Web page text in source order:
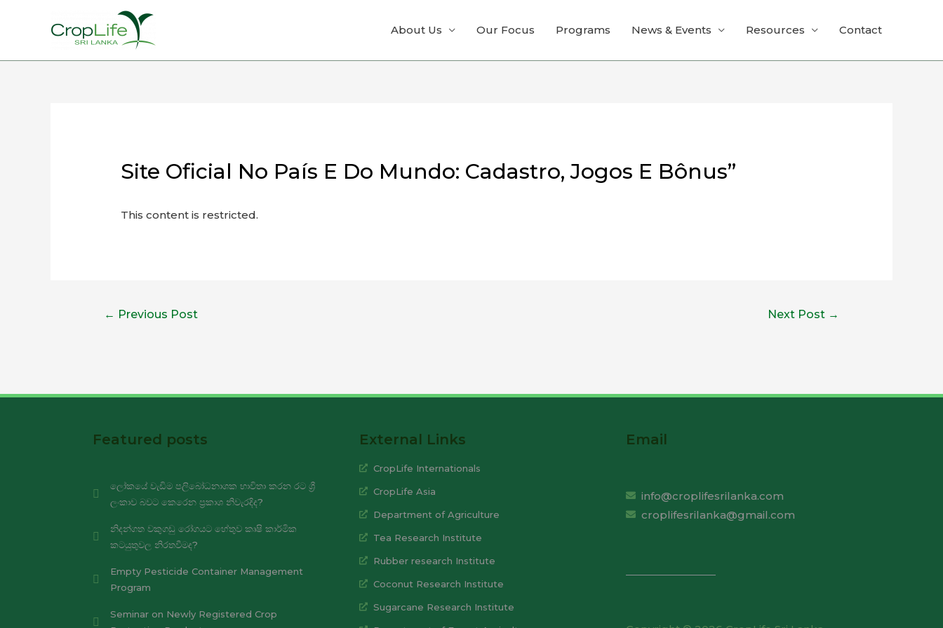
About Us Our Focus Programs News & Events Resources Contact
Site Oficial No País E Do Mundo: Cadastro, Jogos E Bônus”
This content is restricted.
← Previous Post Next Post →
Featured posts
ලෝකයේ වැඩිම පලිබෝධනාශක භාවිතා කරන රට ශ්‍රී
ලංකාව බවට කෙරෙන ප්‍රකාශ නිවැරදිද?
නිදන්ගත වකුගඩු රෝගයට හේතුව කෘෂි කාර්මික
කටයුතුවල නිරතවීමද?
Empty Pesticide Container Management
Program
Seminar on Newly Registered Crop
External Links
CropLife Internationals
CropLife Asia
Department of Agriculture
Tea Research Institute
Rubber research Institute
Coconut Research Institute
Sugarcane Research Institute
Email
info@croplifesrilanka.com
croplifesrilanka@gmail.com